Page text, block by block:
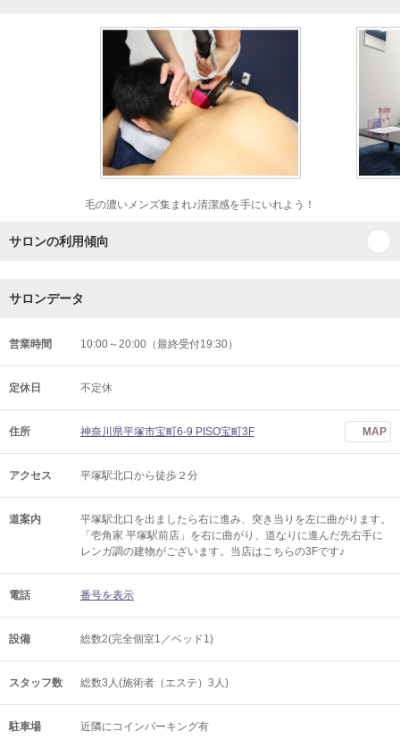
毛の濃いメンズ集まれ♪清潔感を手にいれよう！
サロンの利用傾向
サロンデータ
営業時間 10:00～20:00（最終受付19:30）
定休日 不定休
住所 神奈川県平塚市宝町6-9 PISO宝町3F MAP
アクセス 平塚駅北口から徒歩２分
道案内
平塚駅北口を出ましたら右に進み、突き当りを左に曲がります。
「壱角家 平塚駅前店」を右に曲がり、道なりに進んだ先右手に
レンガ調の建物がございます。当店はこちらの3Fです♪
電話 番号を表示
設備 総数2(完全個室1／ベッド1)
スタッフ数 総数3人(施術者（エステ）3人)
駐車場 近隣にコインパーキング有